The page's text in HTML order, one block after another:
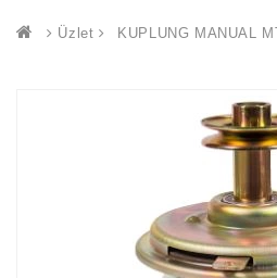
Üzlet KUPLUNG MANUAL